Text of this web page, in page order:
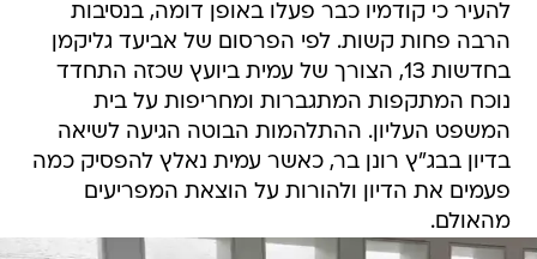
להעיר כי קודמיו כבר פעלו באופן דומה, בנסיבות
הרבה פחות קשות. לפי הפרסום של אביעד גליקמן
בחדשות 13, הצורך של עמית ביועץ שכזה התחדד
נוכח המתקפות המתגברות ומחריפות על בית
המשפט העליון. ההתלהמות הבוטה הגיעה לשיאה
בדיון בבג"ץ רונן בר, כאשר עמית נאלץ להפסיק כמה
פעמים את הדיון ולהורות על הוצאת המפריעים
מהאולם.